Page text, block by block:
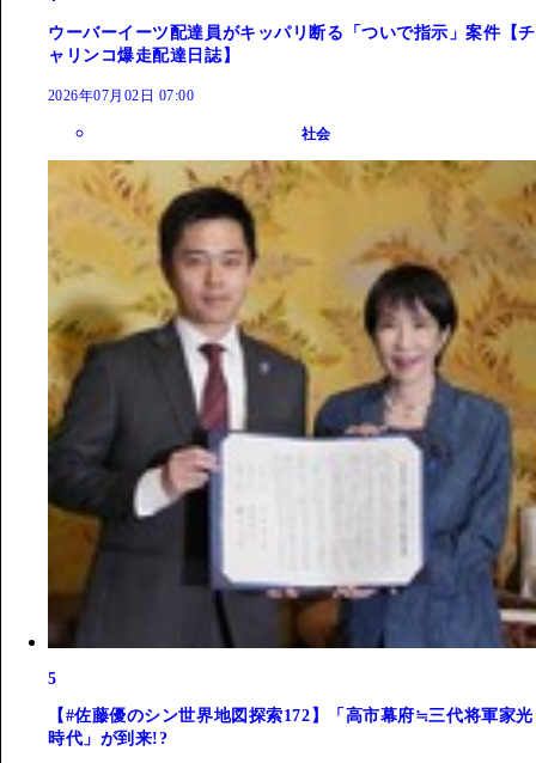
ウーバーイーツ配達員がキッパリ断る「ついで指示」案件【チ
ャリンコ爆走配達日誌】
2026年07月02日 07:00
社会
5
【#佐藤優のシン世界地図探索172】「高市幕府≒三代将軍家光
時代」が到来!?